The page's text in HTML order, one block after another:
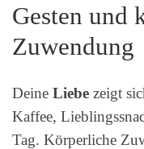
Gesten und
Zuwendung
Deine Liebe zeigt
Kaffee,
Tag. Körperliche